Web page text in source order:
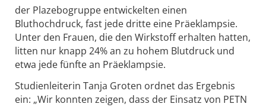
der Plazebogruppe entwickelten einen
Bluthochdruck, fast jede dritte eine Präeklampsie.
Unter den Frauen, die den Wirkstoff erhalten hatten,
litten nur knapp 24% an zu hohem Blutdruck und
etwa jede fünfte an Präeklampsie.
Studienleiterin Tanja Groten ordnet das Ergebnis
ein: „Wir konnten zeigen, dass der Einsatz von PETN